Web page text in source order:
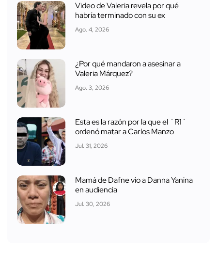
Video de Valeria revela por qué
habría terminado con su ex
Ago. 4, 2026
¿Por qué mandaron a asesinar a
Valeria Márquez?
Ago. 3, 2026
Esta es la razón por la que el ´R1´
ordenó matar a Carlos Manzo
Jul. 31, 2026
Mamá de Dafne vio a Danna Yanina
en audiencia
Jul. 30, 2026